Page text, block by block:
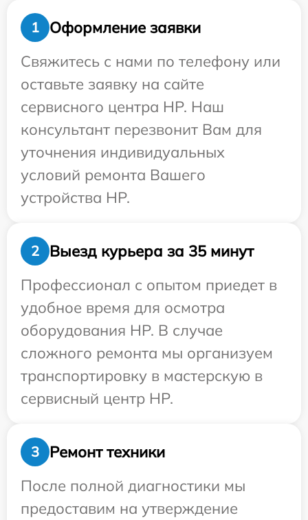
1
Оформление заявки
Свяжитесь с нами по телефону или
оставьте заявку на сайте
сервисного центра HP. Наш
консультант перезвонит Вам для
уточнения индивидуальных
условий ремонта Вашего
устройства HP.
2
Выезд курьера за 35 минут
Профессионал с опытом приедет в
удобное время для осмотра
оборудования HP. В случае
сложного ремонта мы организуем
транспортировку в мастерскую в
сервисный центр HP.
3
Ремонт техники
После полной диагностики мы
предоставим на утверждение